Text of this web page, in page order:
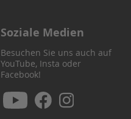
Soziale Medien
Besuchen Sie uns auch auf
YouTube, Insta oder
Facebook!